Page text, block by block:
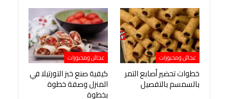
عجائن ومخبوزات
خطوات تحضير أصابع التمر
بالسمسم بالتفصيل
عجائن ومخبوزات
كيفية صنع خبز التورتيلا في
المنزل وصفة خطوة
بخطوة